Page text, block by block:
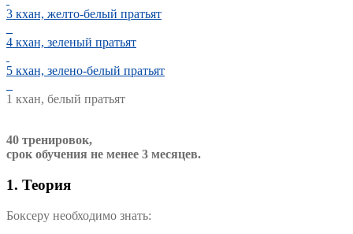
3 кхан, желто-белый пратьят
4 кхан, зеленый пратьят
5 кхан, зелено-белый пратьят
1 кхан, белый пратьят
40 тренировок,
срок обучения не менее 3 месяцев.
1. Теория
Боксеру необходимо знать: